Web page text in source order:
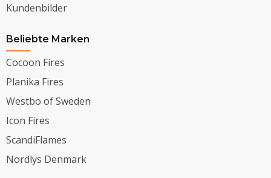
Kundenbilder
Beliebte Marken
Cocoon Fires
Planika Fires
Westbo of Sweden
Icon Fires
ScandiFlames
Nordlys Denmark